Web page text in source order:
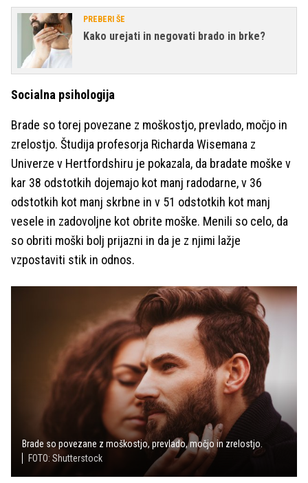
PREBERI ŠE
Kako urejati in negovati brado in brke?
Socialna psihologija
Brade so torej povezane z moškostjo, prevlado, močjo in
zrelostjo. Študija profesorja Richarda Wisemana z
Univerze v Hertfordshiru je pokazala, da bradate moške v
kar 38 odstotkih dojemajo kot manj radodarne, v 36
odstotkih kot manj skrbne in v 51 odstotkih kot manj
vesele in zadovoljne kot obrite moške. Menili so celo, da
so obriti moški bolj prijazni in da je z njimi lažje
vzpostaviti stik in odnos.
Brade so povezane z moškostjo, prevlado, močjo in zrelostjo.
FOTO: Shutterstock